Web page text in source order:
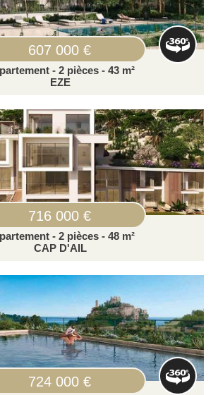
607 000 €
- 2 pièces - 43 m²
EZE
716 000 €
- 2 pièces - 48 m²
CAP D'AIL
724 000 €